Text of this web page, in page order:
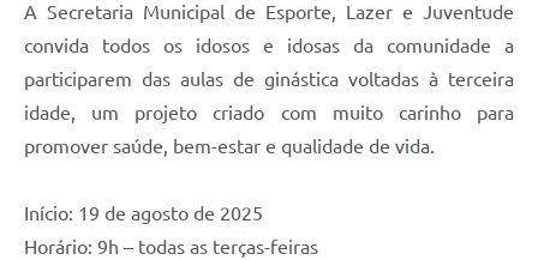
Contas Públicas
Links
Serviços Online
Telefones Úteis
Agenda
A Secretaria Municipal de Esporte, Lazer e Juventude
convida todos os idosos e idosas da comunidade a
participarem das aulas de ginástica voltadas à terceira
idade, um projeto criado com muito carinho para
promover saúde, bem-estar e qualidade de vida.
Início: 19 de agosto de 2025
Horário: 9h – todas as terças-feiras